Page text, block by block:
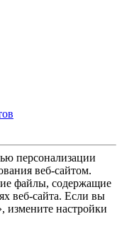
персонализации
веб-сайтом.
файлы, содержащие
веб-сайта. Если вы
измените настройки